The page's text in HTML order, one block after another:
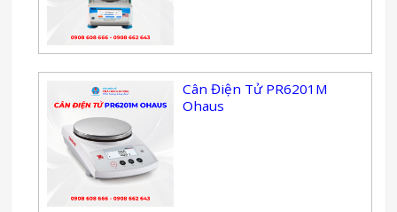
Cân Điện Tử PR6201M
Ohaus